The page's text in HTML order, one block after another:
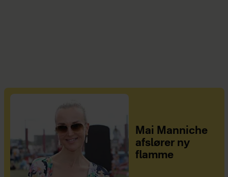
Mai Manniche
afslører ny
flamme